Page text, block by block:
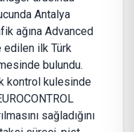
Antalya
ağına Advanced
edilen ilk Türk
bulundu.
kontrol kulesinde
sağladığını